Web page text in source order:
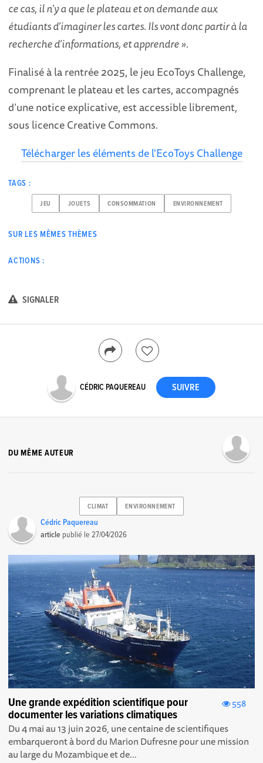
ce cas, il n’y a que le plateau et on demande aux
étudiants d’imaginer les cartes. Ils vont donc partir à la
recherche d’informations, et apprendre ».
Finalisé à la rentrée 2025, le jeu EcoToys Challenge,
comprenant le plateau et les cartes, accompagnés
d’une notice explicative, est accessible librement,
sous licence Creative Commons.
Télécharger les éléments de l'EcoToys Challenge
TAGS :
JEU JOUETS CONSOMMATION ENVIRONNEMENT
SUR LES MÊMES THÈMES
ACTIONS :
SIGNALER
CÉDRIC PAQUEREAU
DU MÊME AUTEUR
CLIMAT ENVIRONNEMENT
Cédric Paquereau
article publié le27/04/2026
558
Une grande expédition scientifique pour
documenter les variations climatiques
Du 4 mai au 13 juin 2026, une centaine de scientifiques
embarqueront à bord du Marion Dufresne pour une mission
au large du Mozambique et de...